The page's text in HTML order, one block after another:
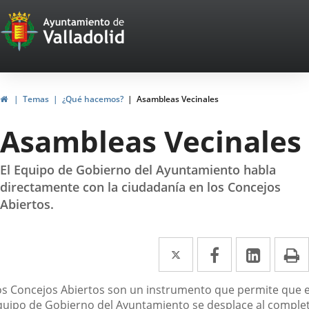
Portal
Web
del
Ayuntamiento
de
Valladolid
InicioTemas ¿Qué hacemos? Asambleas Vecinales
Asambleas Vecinales
El Equipo de Gobierno del Ayuntamiento habla
directamente con la ciudadanía en los Concejos
Abiertos.
Twitter
Enlace
a
una
Facebook
Enlace
a
una
Enlace
a
una
Concejos Abiertos son un instrumento que permite que
de Gobierno del Ayuntamiento se desplace al